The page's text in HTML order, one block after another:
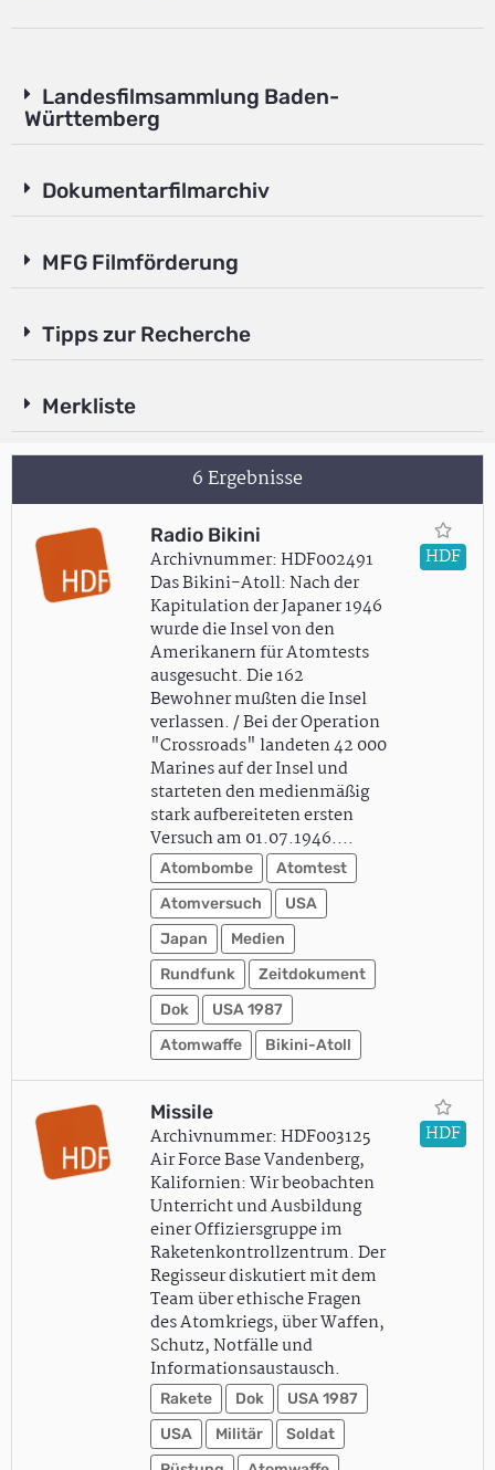
Landesfilmsammlung Baden-
Württemberg
Dokumentarfilmarchiv
MFG Filmförderung
Tipps zur Recherche
Merkliste
6 Ergebnisse
Radio Bikini
Archivnummer: HDF002491
Das Bikini-Atoll: Nach der
Kapitulation der Japaner 1946
wurde die Insel von den
Amerikanern für Atomtests
ausgesucht. Die 162
Bewohner mußten die Insel
verlassen. / Bei der Operation
"Crossroads" landeten 42 000
Marines auf der Insel und
starteten den medienmäßig
stark aufbereiteten ersten
Versuch am 01.07.1946.…
Atombombe
Atomtest
Atomversuch
USA
Japan
Medien
Rundfunk
Zeitdokument
Dok
USA 1987
Atomwaffe
Bikini-Atoll
HDF
Missile
Archivnummer: HDF003125
Air Force Base Vandenberg,
Kalifornien: Wir beobachten
Unterricht und Ausbildung
einer Offiziersgruppe im
Raketenkontrollzentrum. Der
Regisseur diskutiert mit dem
Team über ethische Fragen
des Atomkriegs, über Waffen,
Schutz, Notfälle und
Informationsaustausch.
Rakete Dok
USA 1987
USA
Militär
Soldat
HDF